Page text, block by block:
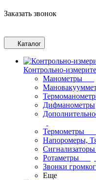
Заказать звонок
Каталог
Контрольно-
Манометры
Дифманометры
Термометры
Напоромеры,
Ротаметры
Звонки
Еще